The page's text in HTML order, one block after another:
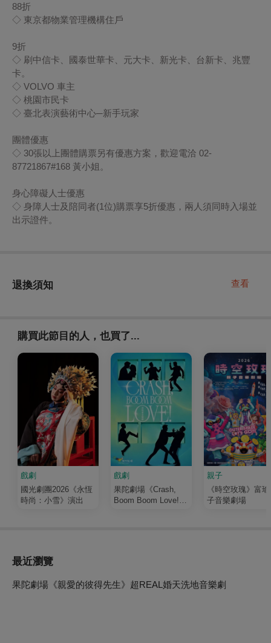
88折
◇ 東京都物業管理機構住戶
9折
◇ 刷中信卡、國泰世華卡、元大卡、新光卡、台新卡、兆豐
卡。
◇ VOLVO 車主
◇ 桃園市民卡
◇ 臺北表演藝術中心─新手玩家
團體優惠
◇ 30張以上團體購票另有優惠方案，歡迎電洽 02-
87721867#168 黃小姐。
身心障礙人士優惠
◇ 身障人士及陪同者(1位)購票享5折優惠，兩人須同時入場並
出示證件。
退換須知 查看
購買此節目的人，也買了...
戲劇
國光劇團2026《永恆
時尚：小雪》演出
戲劇
果陀劇場《Crash,
Boom Boom Love!》
親子
《時空玫瑰》富
子音樂劇場
最近瀏覽
果陀劇場《親愛的彼得先生》超REAL婚天洗地音樂劇